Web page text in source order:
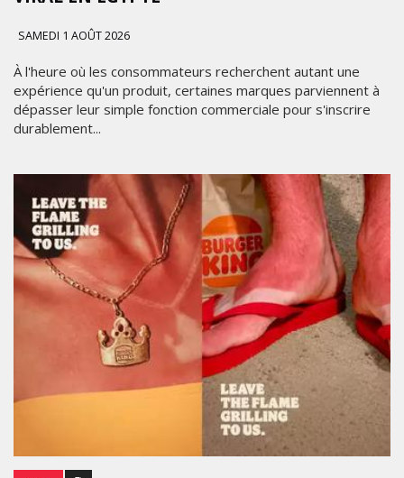
SAMEDI 1 AOÛT 2026
À l'heure où les consommateurs recherchent autant une
expérience qu'un produit, certaines marques parviennent à
dépasser leur simple fonction commerciale pour s'inscrire
durablement...